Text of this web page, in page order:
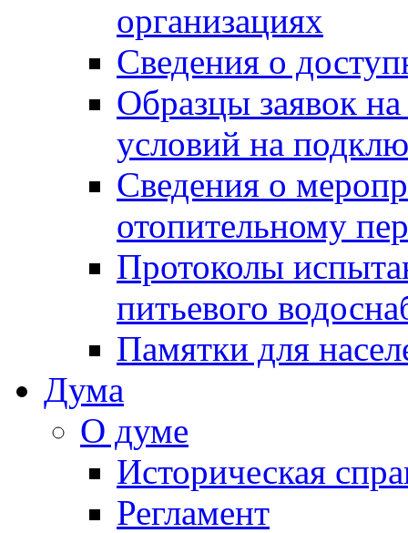
организациях
Сведения о
Образцы заявок
условий на
Сведения о
отопительному
Протоколы
питьевого
Памятки для
Дума
О думе
Историческая
Регламент